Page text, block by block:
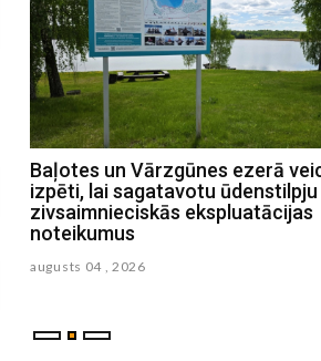
Baļotes un Vārzgūnes ezerā
izpēti, lai sagatavotu ūdenstilpju
zivsaimnieciskās ekspluatācijas
noteikumus
augusts 04 , 2026